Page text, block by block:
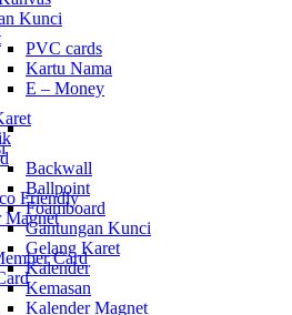
PVC cards
Kartu Nama
E – Money
Backwall
Ballpoint
Foamboard
Gantungan Kunci
Gelang Karet
Kalender
Kemasan
Kalender Magnet
Kunci
Friendly
Magnet
Card